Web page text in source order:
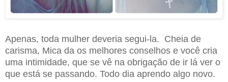
Apenas, toda mulher deveria segui-la. Cheia de
carisma, Mica da os melhores conselhos e você cria
uma intimidade, que se vê na obrigação de ir lá ver o
que está se passando. Todo dia aprendo algo novo.